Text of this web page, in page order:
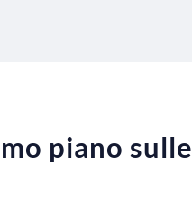
piano sulle